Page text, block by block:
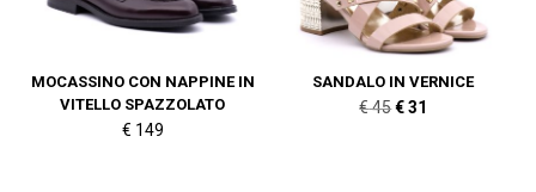
MOCASSINO CON NAPPINE IN
VITELLO SPAZZOLATO
€ 149
SANDALO IN VERNICE
€45Il
€31